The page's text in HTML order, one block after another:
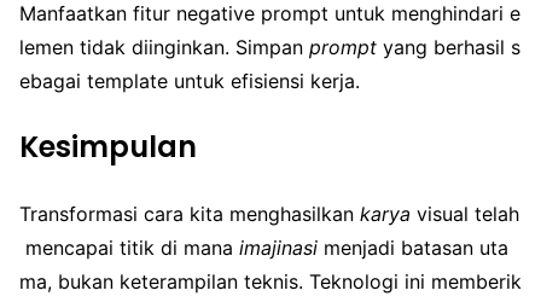
Manfaatkan fitur negative prompt untuk menghindari e
lemen tidak diinginkan. Simpan prompt yang berhasil s
ebagai template untuk efisiensi kerja.
Kesimpulan
Transformasi cara kita menghasilkan karya visual telah
mencapai titik di mana imajinasi menjadi batasan uta
ma, bukan keterampilan teknis. Teknologi ini memberik